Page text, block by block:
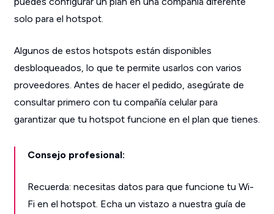
solo para el hotspot.
Algunos de estos hotspots están disponibles
desbloqueados, lo que te permite usarlos con varios
proveedores. Antes de hacer el pedido, asegúrate de
consultar primero con tu compañía celular para
garantizar que tu hotspot funcione en el plan que tienes.
Consejo profesional:
Recuerda: necesitas datos para que funcione tu Wi-
Fi en el hotspot. Echa un vistazo a nuestra guía de